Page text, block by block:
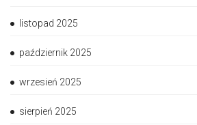
listopad 2025
październik 2025
wrzesień 2025
sierpień 2025